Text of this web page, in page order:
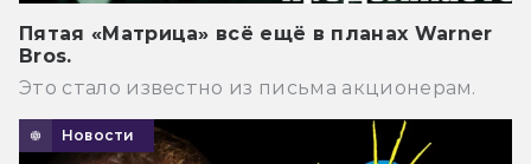
Пятая «Матрица» всё ещё в планах Warner
Bros.
Это стало известно из письма акционерам.
Новости